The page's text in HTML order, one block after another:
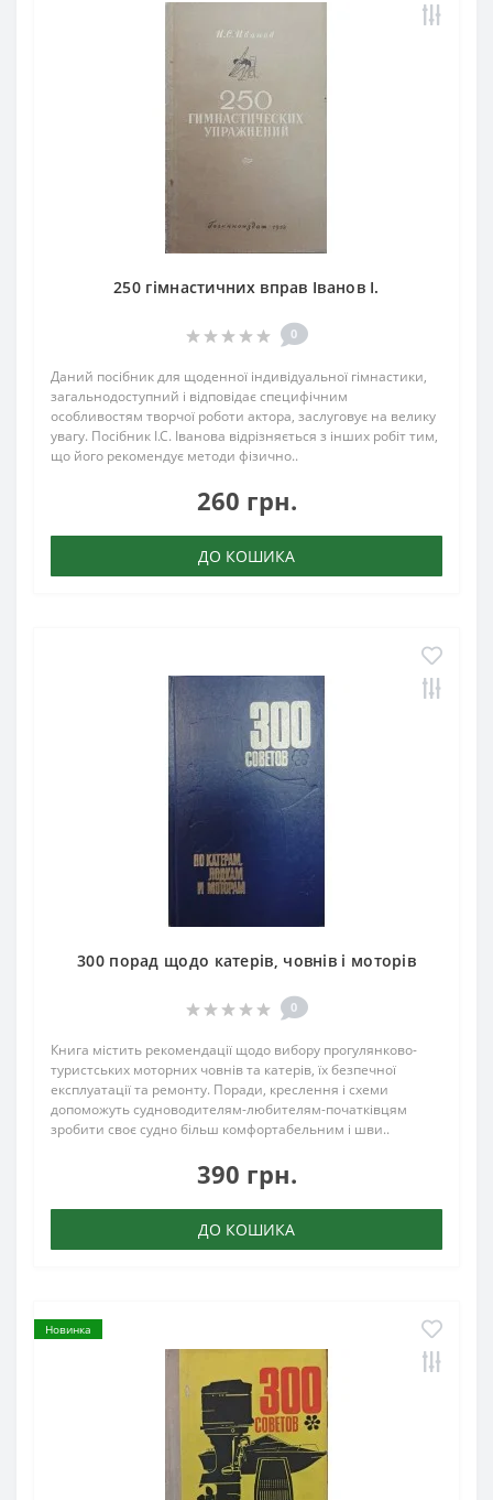
250 гімнастичних вправ Іванов І.
0
Даний посібник для щоденної індивідуальної гімнастики,
загальнодоступний і відповідає специфічним
особливостям творчої роботи актора, заслуговує на велику
увагу. Посібник І.С. Іванова відрізняється з інших робіт тим,
що його рекомендує методи фізично..
260 грн.
ДО КОШИКА
300 порад щодо катерів, човнів і моторів
0
Книга містить рекомендації щодо вибору прогулянково-
туристських моторних човнів та катерів, їх безпечної
експлуатації та ремонту. Поради, креслення і схеми
допоможуть судноводителям-любителям-початківцям
зробити своє судно більш комфортабельним і шви..
390 грн.
ДО КОШИКА
Новинка